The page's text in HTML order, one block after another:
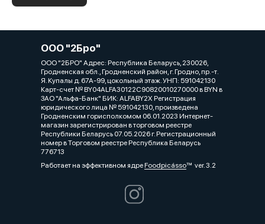
ООО "2Бро"
ООО "2БРО" Адрес: Республика Беларусь, 230026,
Гродненская обл., Гродненский район, г. Гродно, пр.-т.
Я. Купалы д. 67А-99, цокольный этаж. УНП: 591042130
Карт-счет № BY04ALFA30122C90820010270000 в BYN в
ЗАО "Альфа-Банк" БИК: ALFABY2X Регистрация
юридического лица № 591042130, произведена
Гродненским горисполкомом 06.01.2023 Интернет-
магазин зарегистрирован в торговом реестре
Республики Беларусь 07.05.2026 г. Регистрационный
номер в Торговом реестре Республика Беларусь
776713
Работает на эффективном ядреFoodpicássover. 3.2